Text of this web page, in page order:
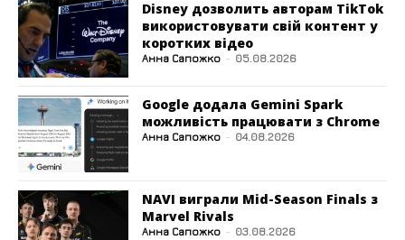
Disney дозволить авторам TikTok
використовувати свій контент у
коротких відео
Анна Сапожко - 05.08.2026
Google додала Gemini Spark
можливість працювати з Chrome
Анна Сапожко - 04.08.2026
NAVI виграли Mid-Season Finals з
Marvel Rivals
Анна Сапожко - 03.08.2026